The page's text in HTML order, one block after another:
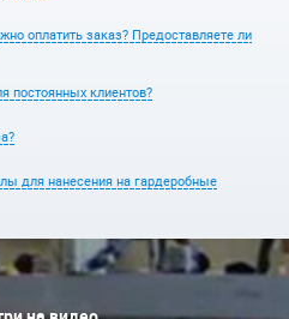
оплатить заказ? Предоставляете ли
постоянных клиентов?
для нанесения на гардеробные